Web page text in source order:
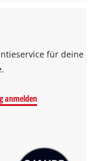
für deine
anmelden